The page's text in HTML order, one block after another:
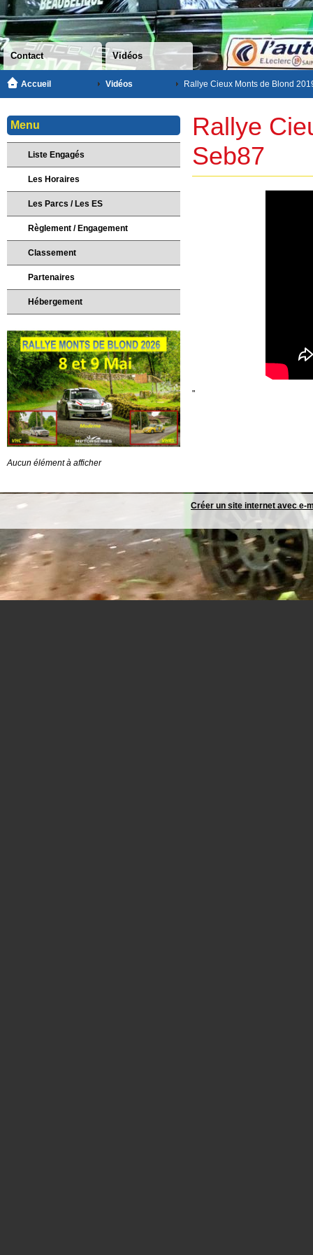
Contact Vidéos
Accueil Vidéos Rallye Cieux Monts de Blond
Rallye
Seb87
"
Menu
Liste Engagés
Les Horaires
Les Parcs / Les ES
Règlement / Engagement
Classement
Partenaires
Hébergement
Aucun élément à afficher
Créer un site internet avec e-